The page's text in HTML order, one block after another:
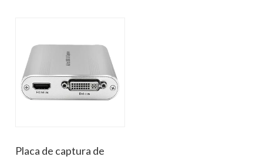
Placa de captura de